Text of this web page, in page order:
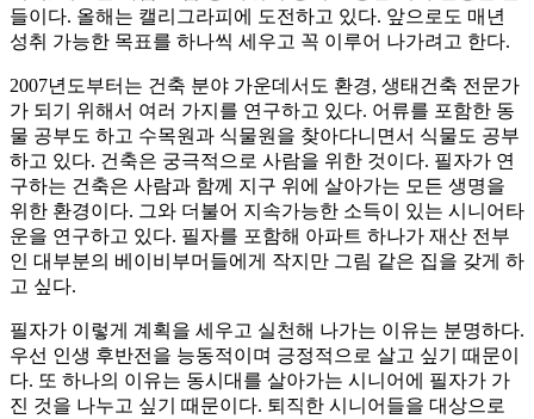
들이다. 올해는 캘리그라피에 도전하고 있다. 앞으로도 매년
성취 가능한 목표를 하나씩 세우고 꼭 이루어 나가려고 한다.
2007년도부터는 건축 분야 가운데서도 환경, 생태건축 전문가
가 되기 위해서 여러 가지를 연구하고 있다. 어류를 포함한 동
물 공부도 하고 수목원과 식물원을 찾아다니면서 식물도 공부
하고 있다. 건축은 궁극적으로 사람을 위한 것이다. 필자가 연
구하는 건축은 사람과 함께 지구 위에 살아가는 모든 생명을
위한 환경이다. 그와 더불어 지속가능한 소득이 있는 시니어타
운을 연구하고 있다. 필자를 포함해 아파트 하나가 재산 전부
인 대부분의 베이비부머들에게 작지만 그림 같은 집을 갖게 하
고 싶다.
필자가 이렇게 계획을 세우고 실천해 나가는 이유는 분명하다.
우선 인생 후반전을 능동적이며 긍정적으로 살고 싶기 때문이
다. 또 하나의 이유는 동시대를 살아가는 시니어에 필자가 가
진 것을 나누고 싶기 때문이다. 퇴직한 시니어들을 대상으로